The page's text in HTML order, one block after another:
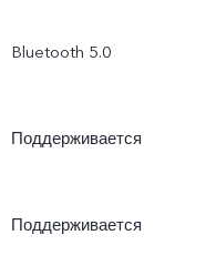
Bluetooth 5.0
Поддерживается
Поддерживается